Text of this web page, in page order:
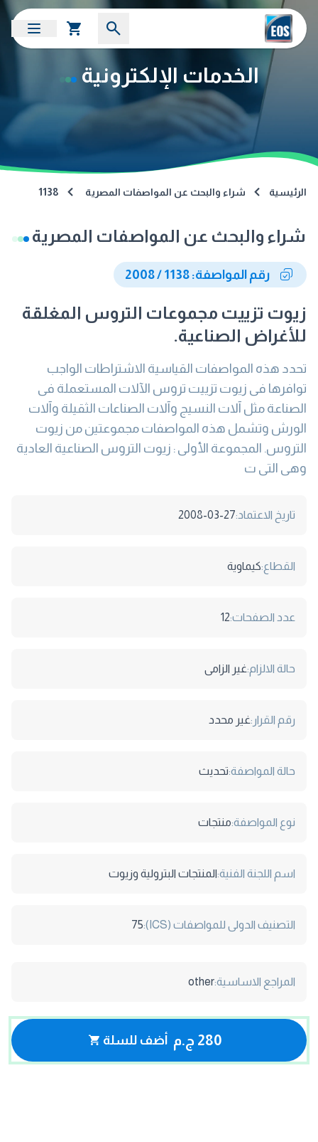
الخدمات الإلكترونية
الرئيسية شراء والبحث عن المواصفات المصرية 1138
شراء والبحث عن المواصفات المصرية
رقم المواصفة: 1138 / 2008
زيوت تزييت مجموعات التروس المغلقة
للأغراض الصناعية.
تحدد هذه المواصفات القياسية الاشتراطات الواجب
توافرها فى زيوت تزييت تروس الآلات المستعملة فى
الصناعة مثل آلات النسيج وآلات الصناعات الثقيلة وآلات
الورش وتشمل هذه المواصفات مجموعتين من زيوت
التروس. المجموعة الأولى : زيوت التروس الصناعية العادية
وهى التى ت
تاريخ الاعتماد:2008-03-27
القطاع:كيماوية
عدد الصفحات:12
حالة الالزام:غير الزامى
رقم القرار:غير محدد
حالة المواصفة:تحديث
نوع المواصفة:منتجات
اسم اللجنة الفنية:المنتجات البترولية وزيوت
التصنيف الدولى للمواصفات (ICS): 75
المراجع الاساسية:other
280 ج.م أضف للسلة